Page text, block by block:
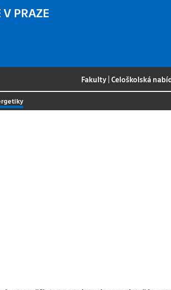
V PRAZE
Fakulty |Celoškolská